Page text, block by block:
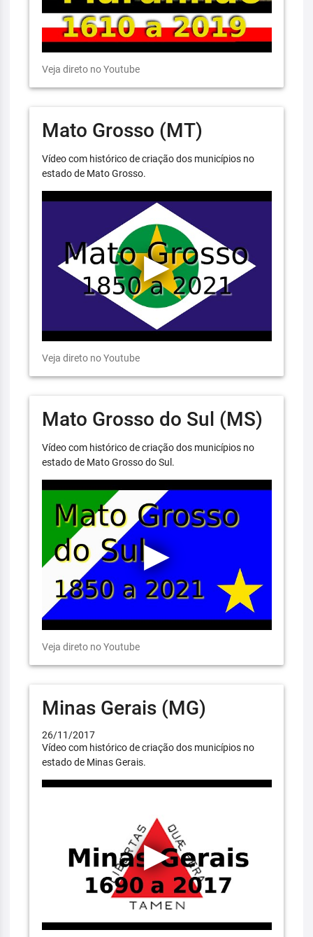
Veja direto no Youtube
Mato Grosso (MT)
Vídeo com histórico de criação dos municípios no
estado de Mato Grosso.
Veja direto no Youtube
Mato Grosso do Sul (MS)
Vídeo com histórico de criação dos municípios no
estado de Mato Grosso do Sul.
Veja direto no Youtube
Minas Gerais (MG)
26/11/2017
Vídeo com histórico de criação dos municípios no
estado de Minas Gerais.